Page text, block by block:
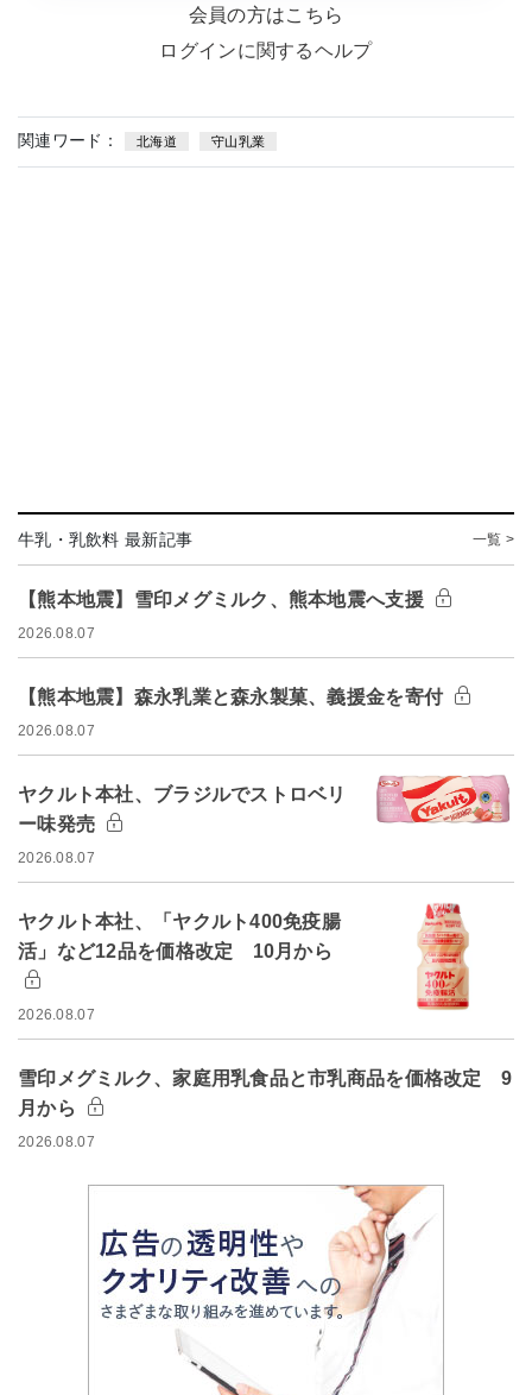
会員の方はこちら
ログインに関するヘルプ
関連ワード： 北海道 守山乳業
牛乳・乳飲料 最新記事 一覧 >
【熊本地震】雪印メグミルク、熊本地震へ支援
2026.08.07
【熊本地震】森永乳業と森永製菓、義援金を寄付
2026.08.07
ヤクルト本社、ブラジルでストロベリ
ー味発売
2026.08.07
ヤクルト本社、「ヤクルト400免疫腸
活」など12品を価格改定 10月から
2026.08.07
雪印メグミルク、家庭用乳食品と市乳商品を価格改定 9
月から
2026.08.07